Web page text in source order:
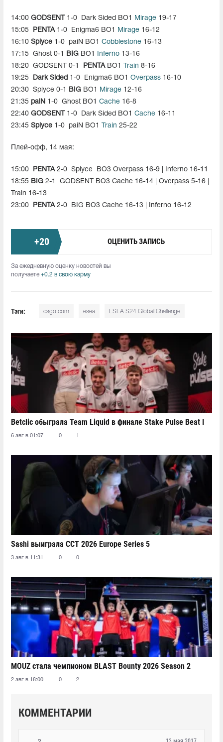
14:00 GODSENT 1-0 Dark Sided BO1 Mirage 19-17
15:05
PENTA1-0 Enigma6 BO1 Mirage 16-12
16:10 Splyce 1-0 paiN BO1 Cobblestone 16-13
17:15
Ghost 0-1 BIG BO1 Inferno 13-16
18:20
GODSENT 0-1 PENTA ВО1 Train 8-16
19:25
Dark Sided 1-0 Enigma6 BO1 Overpass 16-10
20:30
Splyce 0-1 BIG ВО1 Mirage 12-16
21:35 paiN 1-0 Ghost BO1 Cache 16-8
22:40 GODSENT 1-0 Dark Sided BO1 Cache 16-11
23:45 Splyce 1-0 paiN BO1 Train 25-22
Плей-офф, 14 мая:
15:00 PENTA2-0
Splyce BO3 Overpass 16-9 | Inferno 16-11
18:55
BIG 2-1
GODSENT BO3 Cache 16-14 | Overpass 5-16 |
Train 16-13
23:00
PENTA2-0 BIG BO3 Cache 16-13 | Inferno 16-12
+20 ОЦЕНИТЬ ЗАПИСЬ
За ежедневную оценку новостей вы
получаете +0.2 в свою карму
Тэги: csgo.com esea ESEA S24 Global Challenge
Betclic обыграла Team Liquid в финале Stake Pulse Beat I
6 авг в 01:07 0 1
Sashi выиграла CCT 2026 Europe Series 5
3 авг в 11:31 0 0
MOUZ стала чемпионом BLAST Bounty 2026 Season 2
2 авг в 18:00 0 2
КОММЕНТАРИИ